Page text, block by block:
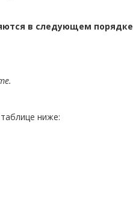
в следующем порядке
ниже: